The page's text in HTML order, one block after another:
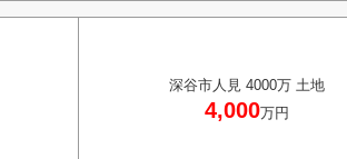
深谷市人見 4000万 土地
4,000万円